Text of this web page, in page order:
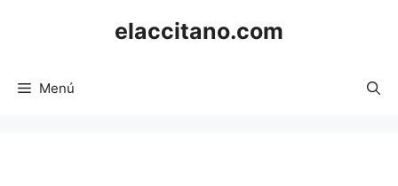
elaccitano.com
Menú